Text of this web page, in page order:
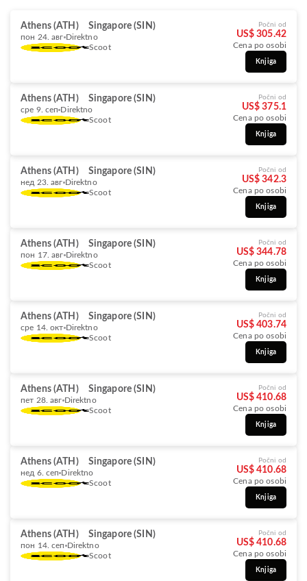
Athens (ATH) Singapore (SIN)
пон 24. авг Direktno
Scoot
Počni od
US$ 305.42
Cena po osobi
Knjiga
Athens (ATH) Singapore (SIN)
сре 9. сеп Direktno
Scoot
Počni od
US$ 375.1
Cena po osobi
Knjiga
Athens (ATH) Singapore (SIN)
нед 23. авг Direktno
Scoot
Počni od
US$ 342.3
Cena po osobi
Knjiga
Athens (ATH) Singapore (SIN)
пон 17. авг Direktno
Scoot
Počni od
US$ 344.78
Cena po osobi
Knjiga
Athens (ATH) Singapore (SIN)
сре 14. окт Direktno
Scoot
Počni od
US$ 403.74
Cena po osobi
Knjiga
Athens (ATH) Singapore (SIN)
пет 28. авг Direktno
Scoot
Počni od
US$ 410.68
Cena po osobi
Knjiga
Athens (ATH) Singapore (SIN)
нед 6. сеп Direktno
Scoot
Počni od
US$ 410.68
Cena po osobi
Knjiga
Athens (ATH) Singapore (SIN)
пон 14. сеп Direktno
Scoot
Počni od
US$ 410.68
Cena po osobi
Knjiga